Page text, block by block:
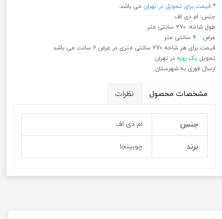
* قیمت برای تحویل در تهران می باشد.
جنس: ام دی اف
طول شاخه: 270 سانتی متر
عرض :6 سانتی متر
قیمت برای هر شاخه 270 سانتی متری در عرض 6 سانت می باشد
تحویل یک روزه در تهران
ارسال فوری به شهرستان
مشخصات محصول نظرات
جنس ام دی اف
برند چوبینجا